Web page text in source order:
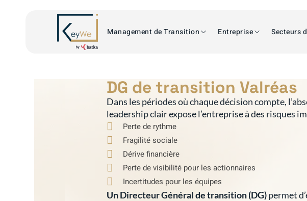
Management de Transition Entreprise Secteurs
DG de transition Valréas
Dans les périodes où chaque décision compte,
leadership clair expose l’entreprise à des risques
Perte de rythme
Fragilité sociale
Dérive financière
Perte de visibilité pour les actionnaires
Incertitudes pour les équipes
Un Directeur Général de transition (DG)permet